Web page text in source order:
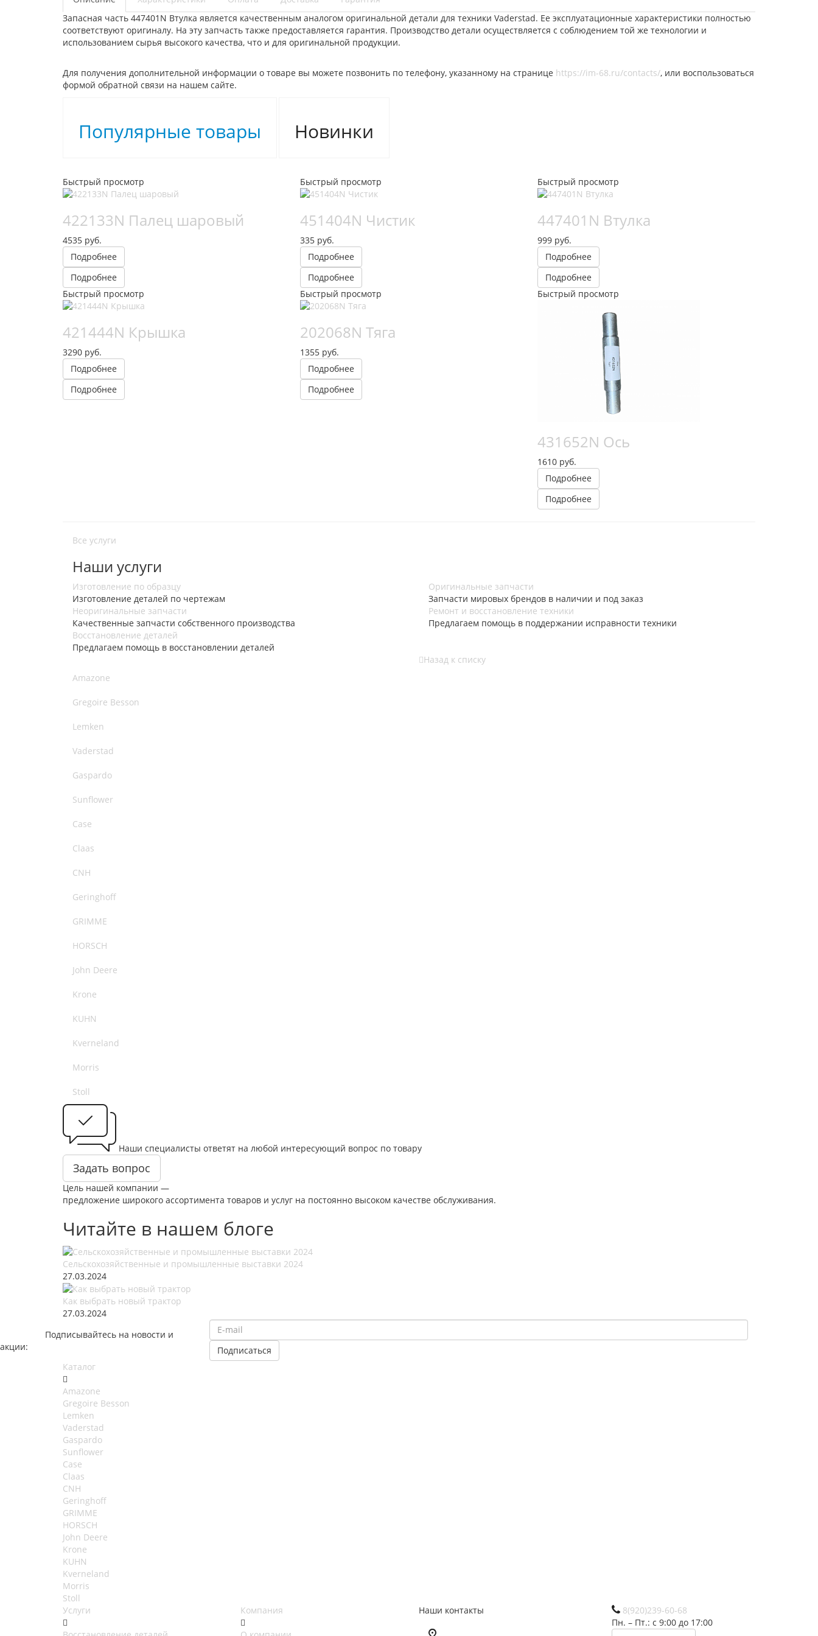
Запасная часть 447401N Втулка является качественным аналогом оригинальной детали для техники Vaderstad. Ее эксплуатационные характеристики полностью
соответствуют оригиналу. На эту запчасть также предоставляется гарантия. Производство детали осуществляется с соблюдением той же технологии и
использованием сырья высокого качества, что и для оригинальной продукции.
Для получения дополнительной информации о товаре вы можете позвонить по телефону, указанному на странице https://im-68.ru/contacts/, или воспользоваться
формой обратной связи на нашем сайте.
Популярные товары Новинки
Быстрый просмотр
422133N Палец шаровый
4535 руб.
Подробнее
Подробнее
Быстрый просмотр
451404N Чистик
335 руб.
Подробнее
Подробнее
Быстрый просмотр
447401N Втулка
999 руб.
Подробнее
Подробнее
Быстрый просмотр
421444N Крышка
3290 руб.
Подробнее
Подробнее
Быстрый просмотр
202068N Тяга
1355 руб.
Подробнее
Подробнее
Быстрый просмотр
431652N Ось
1610 руб.
Подробнее
Подробнее
Все услуги
Наши услуги
Изготовление по образцу
Изготовление деталей по чертежам
Оригинальные запчасти
Запчасти мировых брендов в наличии и под заказ
Неоригинальные запчасти
Качественные запчасти собственного производства
Ремонт и восстановление техники
Предлагаем помощь в поддержании исправности техники
Восстановление деталей
Предлагаем помощь в восстановлении деталей
Назад к списку
Amazone
Gregoire Besson
Lemken
Vaderstad
Gaspardo
Sunflower
Case
Claas
CNH
Geringhoff
GRIMME
HORSCH
John Deere
Krone
KUHN
Kverneland
Morris
Stoll
Наши специалисты ответят на любой интересующий вопрос по товару
Задать вопрос
Цель нашей компании —
предложение широкого ассортимента товаров и услуг на постоянно высоком качестве обслуживания.
Читайте в нашем блоге
Сельскохозяйственные и промышленные выставки 2024
27.03.2024
Как выбрать новый трактор
27.03.2024
Подписывайтесь на новости и
акции:
Каталог
Amazone
Gregoire Besson
Lemken
Vaderstad
Gaspardo
Sunflower
Case
Claas
CNH
Geringhoff
GRIMME
HORSCH
John Deere
Krone
KUHN
Kverneland
Morris
Stoll
Услуги
Компания Наши контакты
8(920)239-60-68
Пн. – Пт.: с 9:00 до 17:00